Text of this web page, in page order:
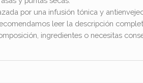
por una infusión tónica y
leer la descripción
ingredientes o necesitas